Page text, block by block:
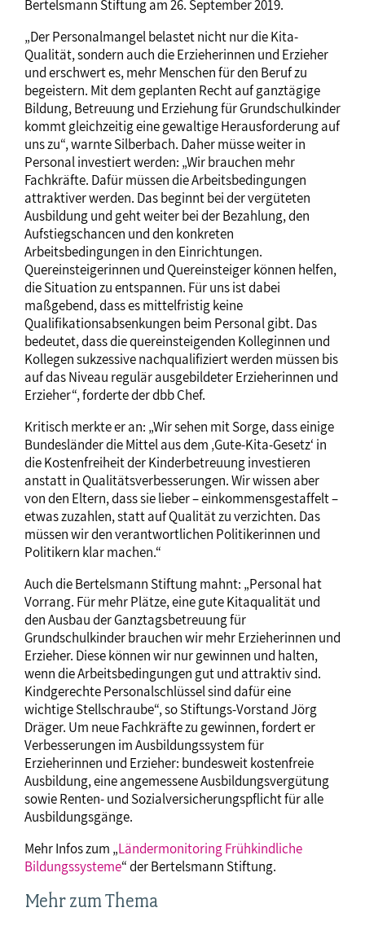
Bertelsmann Stiftung am 26. September 2019.
„Der Personalmangel belastet nicht nur die Kita-
Qualität, sondern auch die Erzieherinnen und Erzieher
und erschwert es, mehr Menschen für den Beruf zu
begeistern. Mit dem geplanten Recht auf ganztägige
Bildung, Betreuung und Erziehung für Grundschulkinder
kommt gleichzeitig eine gewaltige Herausforderung auf
uns zu“, warnte Silberbach. Daher müsse weiter in
Personal investiert werden: „Wir brauchen mehr
Fachkräfte. Dafür müssen die Arbeitsbedingungen
attraktiver werden. Das beginnt bei der vergüteten
Ausbildung und geht weiter bei der Bezahlung, den
Aufstiegschancen und den konkreten
Arbeitsbedingungen in den Einrichtungen.
Quereinsteigerinnen und Quereinsteiger können helfen,
die Situation zu entspannen. Für uns ist dabei
maßgebend, dass es mittelfristig keine
Qualifikationsabsenkungen beim Personal gibt. Das
bedeutet, dass die quereinsteigenden Kolleginnen und
Kollegen sukzessive nachqualifiziert werden müssen bis
auf das Niveau regulär ausgebildeter Erzieherinnen und
Erzieher“, forderte der dbb Chef.
Kritisch merkte er an: „Wir sehen mit Sorge, dass einige
Bundesländer die Mittel aus dem ‚Gute-Kita-Gesetz‘ in
die Kostenfreiheit der Kinderbetreuung investieren
anstatt in Qualitätsverbesserungen. Wir wissen aber
von den Eltern, dass sie lieber – einkommensgestaffelt –
etwas zuzahlen, statt auf Qualität zu verzichten. Das
müssen wir den verantwortlichen Politikerinnen und
Politikern klar machen.“
Auch die Bertelsmann Stiftung mahnt: „Personal hat
Vorrang. Für mehr Plätze, eine gute Kitaqualität und
den Ausbau der Ganztagsbetreuung für
Grundschulkinder brauchen wir mehr Erzieherinnen und
Erzieher. Diese können wir nur gewinnen und halten,
wenn die Arbeitsbedingungen gut und attraktiv sind.
Kindgerechte Personalschlüssel sind dafür eine
wichtige Stellschraube“, so Stiftungs-Vorstand Jörg
Dräger. Um neue Fachkräfte zu gewinnen, fordert er
Verbesserungen im Ausbildungssystem für
Erzieherinnen und Erzieher: bundesweit kostenfreie
Ausbildung, eine angemessene Ausbildungsvergütung
sowie Renten- und Sozialversicherungspflicht für alle
Ausbildungsgänge.
Mehr Infos zum „Ländermonitoring Frühkindliche
Bildungssysteme“ der Bertelsmann Stiftung.
Mehr zum Thema